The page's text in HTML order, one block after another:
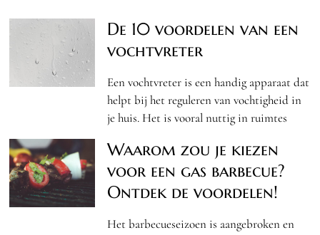
De 10 voordelen van een
vochtvreter
Een vochtvreter is een handig apparaat dat
helpt bij het reguleren van vochtigheid in
je huis. Het is vooral nuttig in ruimtes
Waarom zou je kiezen
voor een gas barbecue?
Ontdek de voordelen!
Het barbecueseizoen is aangebroken en